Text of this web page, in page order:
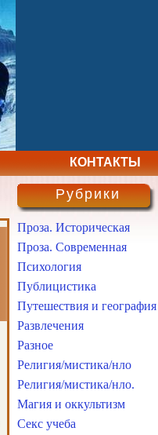
КОНТАКТЫ
Рубрики
Проза. Историческая
Проза. Современная
Психология
Публицистика
Путешествия и география
Развлечения
Разное
Религия/мистика/нло
Религия/мистика/нло.
Магия и оккультизм
Секс учеба